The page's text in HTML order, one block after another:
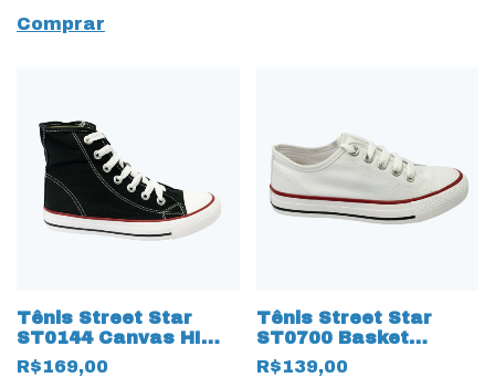
Comprar
Tênis Street Star
ST0144 Canvas HI
botinha classica
15656 Preto
R$169,00
Tênis Street Star
ST0700 Basket
Classic 15652 Branco
R$139,00